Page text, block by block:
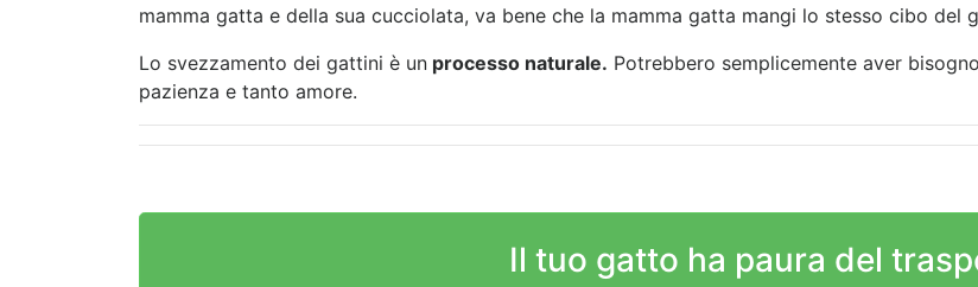
mamma gatta e della sua cucciolata, va bene che la mamma gatta mangi lo stesso cibo del
Lo svezzamento dei gattini è un processo naturale. Potrebbero semplicemente aver
pazienza e tanto amore.
Il tuo gatto ha paura del